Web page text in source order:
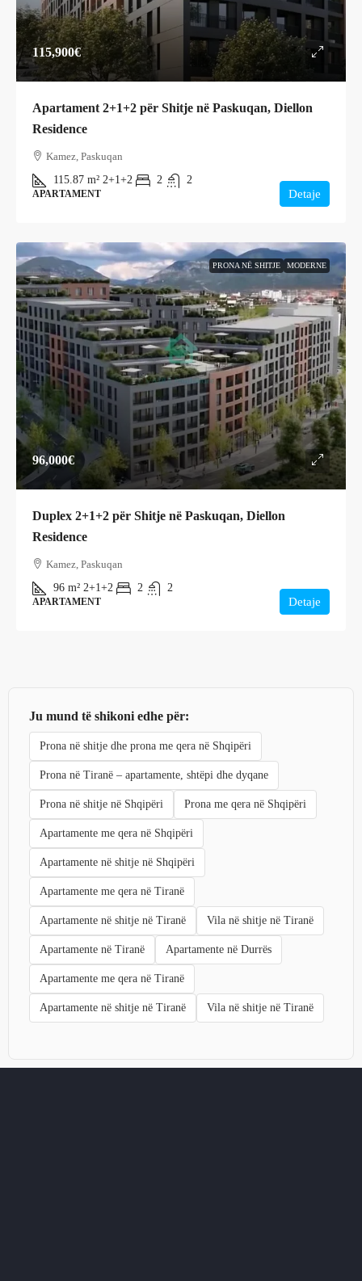
115,900€
Apartament 2+1+2 për Shitje në Paskuqan, Diellon
Residence
Kamez, Paskuqan
115.87 m² 2+1+2 2 2
APARTAMENT Detaje
PRONA NË SHITJE MODERNE
96,000€
Duplex 2+1+2 për Shitje në Paskuqan, Diellon
Residence
Kamez, Paskuqan
96 m² 2+1+2 2 2
APARTAMENT Detaje
Ju mund të shikoni edhe për:
Prona në shitje dhe prona me qera në Shqipëri
Prona në Tiranë – apartamente, shtëpi dhe dyqane
Prona në shitje në Shqipëri Prona me qera në Shqipëri
Apartamente me qera në Shqipëri
Apartamente në shitje në Shqipëri
Apartamente me qera në Tiranë
Apartamente në shitje në Tiranë Vila në shitje në Tiranë
Apartamente në Tiranë Apartamente në Durrës
Apartamente me qera në Tiranë
Apartamente në shitje në Tiranë Vila në shitje në Tiranë